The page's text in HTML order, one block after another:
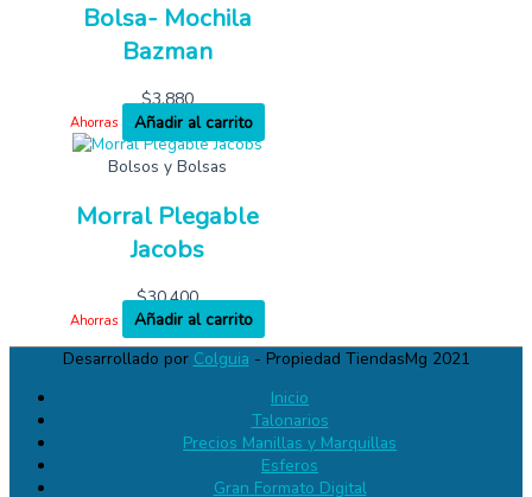
Bolsa- Mochila
Bazman
$3,880
Ahorras
Añadir al carrito
Bolsos y Bolsas
Morral Plegable
Jacobs
$30,400
Ahorras
Añadir al carrito
Desarrollado por Colguia - Propiedad TiendasMg 2021
Inicio
Talonarios
Precios Manillas y Marquillas
Esferos
Gran Formato Digital